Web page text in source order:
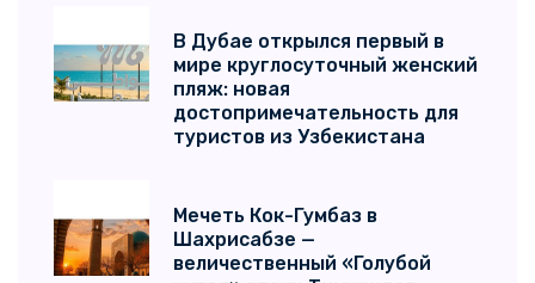
В Дубае открылся первый в
мире круглосуточный женский
пляж: новая
достопримечательность для
туристов из Узбекистана
Мечеть Кок-Гумбаз в
Шахрисабзе —
величественный «Голубой